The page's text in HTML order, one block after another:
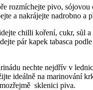
rozmíchejte pivo, sójovou
a nakrájejte nadrobno a
chilli koření, cukr, sůl a
pár kapek tabasca
nechte nejdřív v
ideálně na marinování
sklenici piva.